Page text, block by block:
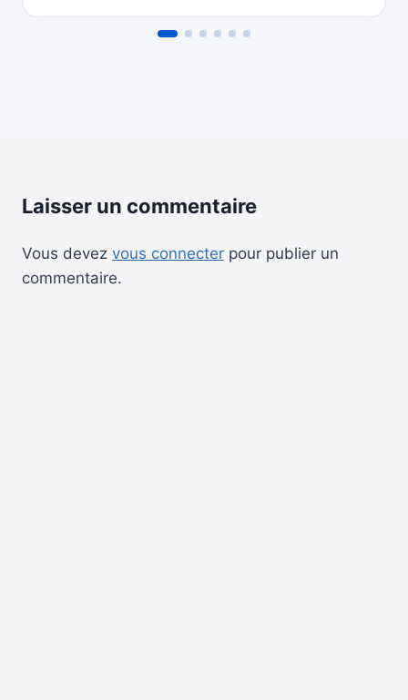
Laisser un commentaire
Vous devez vous connecter pour publier un
commentaire.